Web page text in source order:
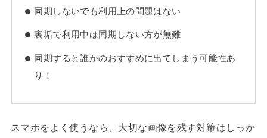
同期しないでも利用上の問題はない
裏垢で利用中は同期しない方が無難
同期すると誰かのおすすめに出てしまう可能性あ
り！
スマホをよく使うなら、大切な画像を残す対策はしっか